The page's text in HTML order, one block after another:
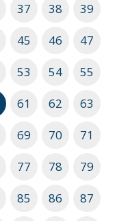
37 38
39
45 46
47
53 54
55
61 62
63
69 70
71
77 78
79
85 86
87